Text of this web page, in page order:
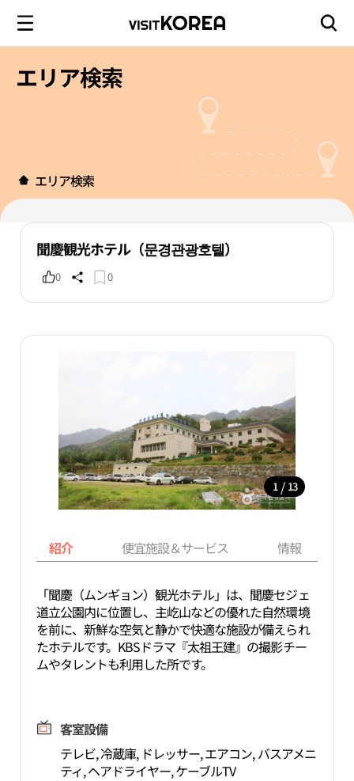
エリア検索
エリア検索
聞慶観光ホテル（문경관광호텔）
0 0
1 / 13
紹介 便宜施設＆サービス 情報
「聞慶（ムンギョン）観光ホテル」は、聞慶セジェ
道立公園内に位置し、主屹山などの優れた自然環境
を前に、新鮮な空気と静かで快適な施設が備えられ
たホテルです。KBSドラマ『太祖王建』の撮影チー
ムやタレントも利用した所です。
客室設備
テレビ, 冷蔵庫, ドレッサー, エアコン, バスアメニ
ティ, ヘアドライヤー, ケーブルTV